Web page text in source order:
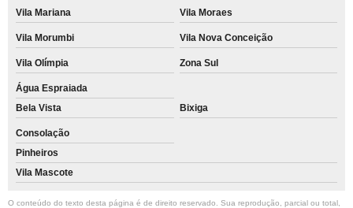
atacado de rótulo espumante personalizado Jabaquara
rótulo espumante personalizado valores Cidade Ademar
rótulo personalizado para água Fazenda Morumbi
rótulo champagne personalizado Aeroporto
atacado de rótulo transparente personalizado Panamby
atacado de rótulo personalizado para água Ibirapuera
rótulo espumante personalizado Jardim da Saúde
Vila Mariana Vila Moraes
Vila Morumbi Vila Nova Conceição
Vila Olímpia Zona Sul
Água Espraiada
Bela Vista
Bixiga
Consolação
Pinheiros
Vila Mascote
O conteúdo do texto desta página é de direito reservado. Sua reprodução, parcial ou total,